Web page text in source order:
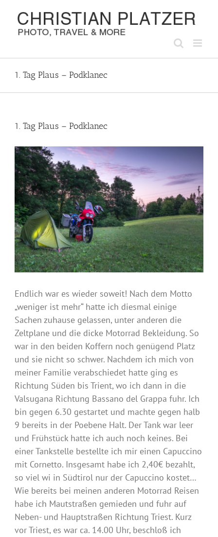
Inhalt
springen
1. Tag Plaus – Podklanec
1. Tag Plaus – Podklanec
Zeige
grösseres
Bild
Endlich war es wieder soweit! Nach dem Motto
„weniger ist mehr“ hatte ich diesmal einige
Sachen zuhause gelassen, unter anderen die
Zeltplane und die dicke Motorrad Bekleidung. So
war in den beiden Koffern noch genügend Platz
und sie nicht so schwer. Nachdem ich mich von
meiner Familie verabschiedet hatte ging es
Richtung Süden bis Trient, wo ich dann in die
Valsugana Richtung Bassano del Grappa fuhr. Ich
bin gegen 6.30 gestartet und machte gegen halb
9 bereits in der Poebene Halt. Der Tank war leer
und Frühstück hatte ich auch noch keines. Bei
einer Tankstelle bestellte ich mir einen Capuccino
mit Cornetto. Insgesamt habe ich 2,40€ bezahlt,
so viel wi in Südtirol nur der Capuccino kostet…
Wie bereits bei meinen anderen Motorrad Reisen
habe ich Mautstraßen gemieden und fuhr auf
Neben- und Hauptstraßen Richtung Triest. Kurz
vor Triest, es war ca. 14.00 Uhr, beschloß ich